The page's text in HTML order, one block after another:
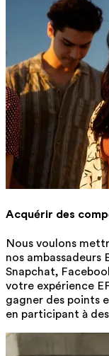
Acquérir des
Nous voulons
nos ambassadeurs
Snapchat,
votre expérience
gagner des points
en participant à